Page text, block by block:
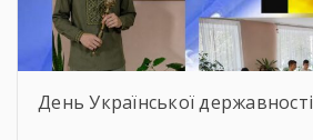
День Української державності